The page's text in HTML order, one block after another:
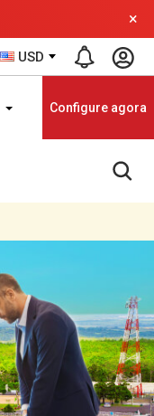
×
USD
Configure agora